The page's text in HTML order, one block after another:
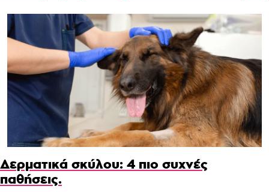
Δερματικά σκύλου: 4 πιο συχνές
παθήσεις.